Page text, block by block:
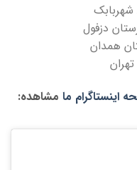
شهربابک
دزفول
همدان
اینستاگرام ما مشاهده